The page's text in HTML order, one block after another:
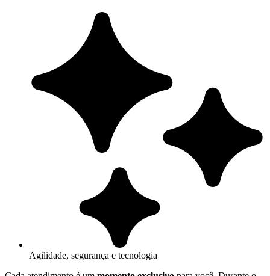
Agilidade, segurança e tecnologia